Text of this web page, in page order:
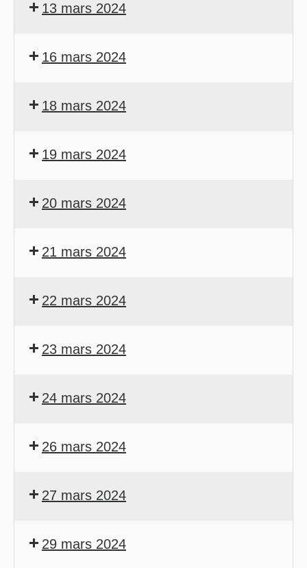
13 mars 2024
16 mars 2024
18 mars 2024
19 mars 2024
20 mars 2024
21 mars 2024
22 mars 2024
23 mars 2024
24 mars 2024
26 mars 2024
27 mars 2024
29 mars 2024